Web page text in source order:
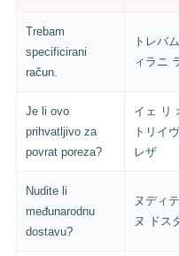
Trebam
specificirani
račun.
トレバ
ィラニ
Je li ovo
prihvatljivo za
povrat poreza?
イェ リ
トリイ
レザ
Nudite li
međunarodnu
dostavu?
ヌディ
ヌ ドス